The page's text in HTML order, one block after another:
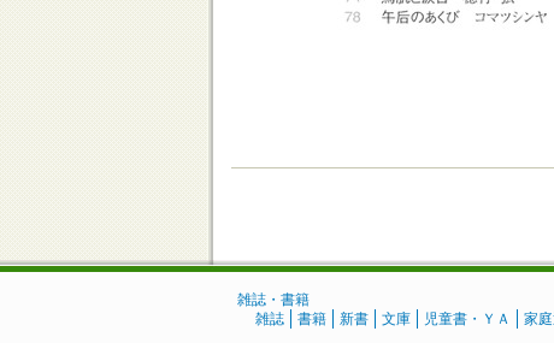
雑誌・書籍
雑誌
書籍 新書 文庫 児童書・ＹＡ 家